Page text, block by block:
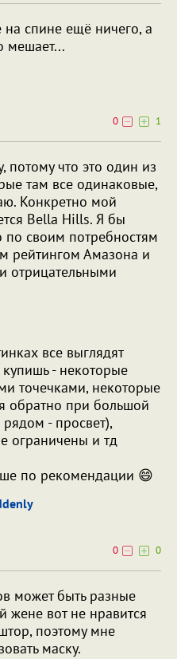
на спине ещё ничего, а
мешает...
0
1
потому что это один из
там все одинаковые,
Конкретно мой
Bella Hills. Я бы
по своим потребностям
рейтингом Амазона и
отрицательными
все выглядят
- некоторые
точечками, некоторые
обратно при большой
- просвет),
ограничены и тд
по рекомендации 😄
0
0
может быть разные
жене вот не нравится
поэтому мне
маску.